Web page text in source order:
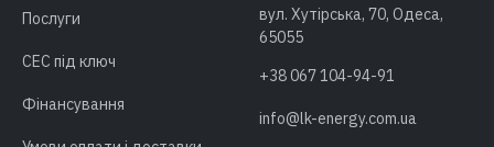
Послуги
СЕС під ключ
Фінансування
вул. Хутірська, 70, Одеса,
65055
+38 067 104-94-91
info@lk-energy.com.ua